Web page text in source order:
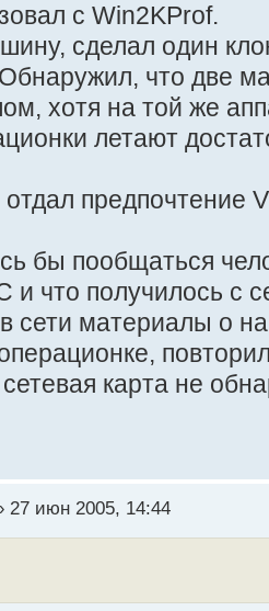
с Win2KProf.
сделал один
что две
хотя на той же
летают
отдал предпочтение
бы пообщаться
и что получилось с
сети материалы о
карта не
27 июн 2005, 14:44